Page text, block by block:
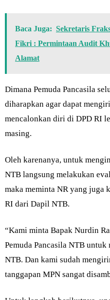
Baca Juga: Sekretaris
Fikri : Permintaan Audit
Alamat
Dimana Pemuda Pancasila
diharapkan agar dapat
mencalonkan diri di DPD RI
masing.
Oleh karenanya, untuk
NTB langsung melakukan
maka meminta NR yang juga
RI dari Dapil NTB.
“Kami minta Bapak Nurdin
Pemuda Pancasila NTB
NTB. Dan kami sudah
tanggapan MPN sangat